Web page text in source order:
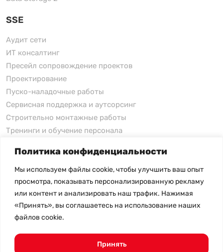
Политика конфиденциальности
Мы используем файлы cookie, чтобы улучшить ваш опыт
просмотра, показывать персонализированную рекламу
или контент и анализировать наш трафик. Нажимая
«Принять», вы соглашаетесь на использование наших
файлов cookie.
Принять
SSE
Аудит сети
ИТ консалтинг
Пресейл сопровождение проектов
Проектирование
Пуско-наладочные работы
Сервисная поддержка и аутсорсинг
Строительно монтажные работы
Тренинги и обучение персонала
xFusion
xFusion
xFusion AI Solution
Цены на товары не являются публичной офертой и
- Политика конфиденциальности- Возврат товара